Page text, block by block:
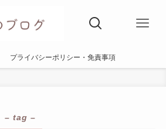
プライバシーポリシー・免責事項
– tag –